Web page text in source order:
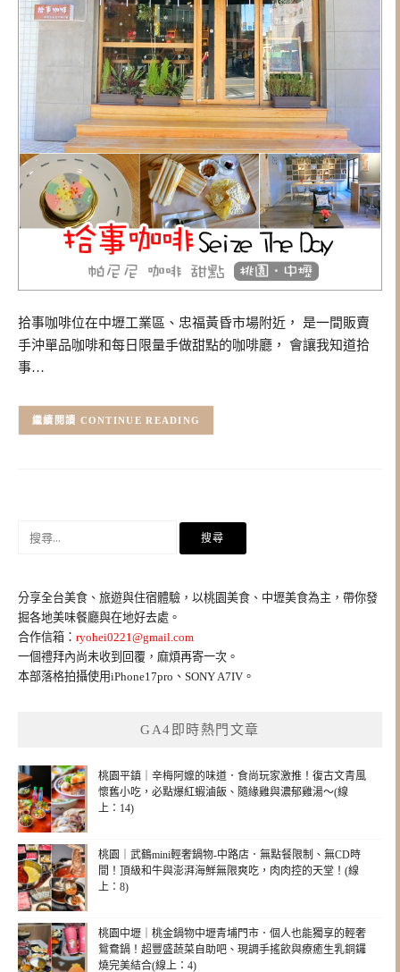
拾事咖啡位在中壢工業區、忠福黃昏市場附近， 是一間販賣
手沖單品咖啡和每日限量手做甜點的咖啡廳， 會讓我知道拾
事…
CONTINUE READING
字:
分享全台美食、旅遊與住宿體驗，以桃園美食、中壢美食為主，帶你發
掘各地美味餐廳與在地好去處。
合作信箱： ryohei0221@gmail.com
一個禮拜內尚未收到回覆，麻煩再寄一次。
本部落格拍攝使用iPhone17pro、SONY A7IV。
GA4即時熱門文章
桃園平鎮｜辛梅阿嬤的味道．食尚玩家激推！復古文青風
懷舊小吃，必點爆紅蝦滷飯、隨緣雞與濃郁雞湯～(線
上：14)
桃園｜武鶴mini輕奢鍋物-中路店．無點餐限制、無CD時
間！頂級和牛與澎湃海鮮無限爽吃，肉肉控的天堂！(線
上：8)
桃園中壢｜桃金鍋物中壢青埔門市．個人也能獨享的輕奢
鴛鴦鍋！超豐盛蔬菜自助吧、現調手搖飲與療癒生乳銅鑼
燒完美結合(線上：4)